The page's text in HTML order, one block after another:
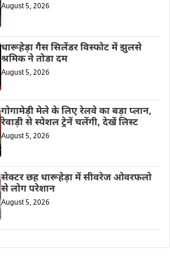
August 5, 2026
धारूहेड़ा गैस सिलेंडर विस्फोट में झुलसे
श्रमिक ने तोडा दम
August 5, 2026
गोगामेड़ी मेले के लिए रेलवे का बड़ा प्लान,
रेवाड़ी से स्पेशल ट्रेनें चलेंगी, देखें लिस्ट
August 5, 2026
सेक्टर छह धारूहेड़ा में सीवरेज ओवरफलो
से लोग परेशान
August 5, 2026